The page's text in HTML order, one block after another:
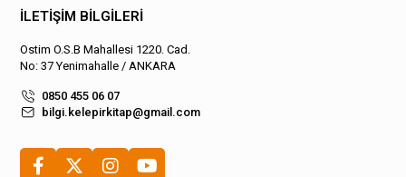
İLETİŞİM BİLGİLERİ
Ostim O.S.B Mahallesi 1220. Cad.
No: 37 Yenimahalle / ANKARA
0850 455 06 07
bilgi.kelepirkitap@gmail.com